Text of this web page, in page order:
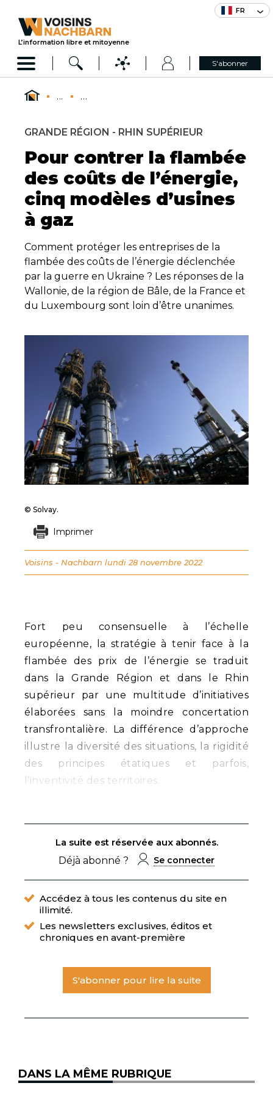
FR
L’information libre et mitoyenne
S'abonner
... ...
GRANDE RÉGION - RHIN SUPÉRIEUR
Pour contrer la flambée
des coûts de l’énergie,
cinq modèles d’usines
à gaz
Comment protéger les entreprises de la
flambée des coûts de l’énergie déclenchée
par la guerre en Ukraine ? Les réponses de la
Wallonie, de la région de Bâle, de la France et
du Luxembourg sont loin d’être unanimes.
Fort peu consensuelle à l’échelle
européenne, la stratégie à tenir face à la
flambée des prix de l’énergie se traduit
dans la Grande Région et dans le Rhin
supérieur par une multitude d’initiatives
élaborées sans la moindre concertation
transfrontalière. La différence d’approche
illustre la diversité des situations, la rigidité
des principes étatiques et parfois,
l’inventivité des territoires.
La suite est réservée aux abonnés.
Déjà abonné ?
Se connecter
Accédez à tous les contenus du site en
illimité.
Les newsletters exclusives, éditos et
chroniques en avant-première
S'abonner pour lire la suite
© Solvay.
Imprimer
Voisins - Nachbarn lundi 28 novembre 2022
DANS LA MÊME RUBRIQUE